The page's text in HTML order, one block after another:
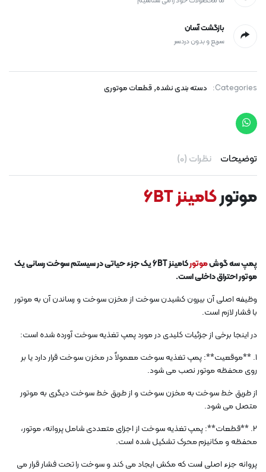
بازگشت آسان
سریع و بدون دردسر
Categories: دسته بندی نشده,قطعات موتوری
توضیحات نظرات (0)
موتورکامینز 6BT
پمپ سه گوشموتور
کامینز 6BT یک جزء حیاتی در سیستم سوخت رسانی یک
موتور احتراق داخلی است.
وظیفه اصلی آن بیرون کشیدن سوخت از مخزن سوخت و رساندن آن به موتور
با فشار لازم است.
در اینجا برخی از جزئیات کلیدی در مورد پمپ تغذیه سوخت آورده شده است:
1. **موقعیت**: پمپ تغذیه سوخت معمولاً در مخزن سوخت قرار دارد یا بر
روی محفظه موتور نصب می شود.
از طریق خط سوخت به مخزن سوخت و از طریق خط سوخت دیگری به موتور
متصل می شود.
2. **قطعات**: پمپ تغذیه سوخت از اجزای متعددی شامل پروانه، موتور،
محفظه و مکانیزم محرک تشکیل شده است.
پروانه جزء اصلی است که مکش ایجاد می کند و سوخت را تحت فشار قرار می